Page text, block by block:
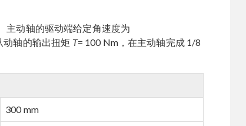
主动轴的驱动端给定角速度为
动轴的输出扭矩 T= 100 Nm，在主动轴完成 1/8
300 mm